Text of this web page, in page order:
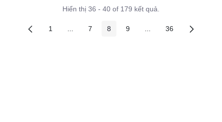
Hiển thị 36 - 40 of 179 kết quả.
Các trang trên cổng
1 Các trang trung gian
Các trang trên cổng
7 Các trang trên cổng
8 Các trang trên cổng
9 Các trang trung gian
Các trang trên
36